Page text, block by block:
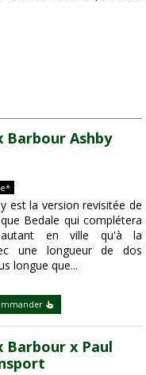
Barbour Ashby
est la version revisitée de
Bedale qui complétera
en ville qu'à la
une longueur de dos
longue que...
Barbour x Paul